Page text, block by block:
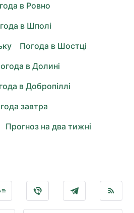
в Ровно
в Шполі
Погода в Шостці
в Долині
в Добропіллі
завтра
Прогноз на два тижні